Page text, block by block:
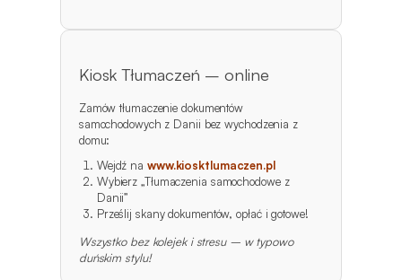
Kiosk Tłumaczeń – online
Zamów tłumaczenie dokumentów
samochodowych z Danii bez wychodzenia z
domu:
Wejdź na www.kiosktlumaczen.pl
Wybierz „Tłumaczenia samochodowe z
Danii”
Prześlij skany dokumentów, opłać i gotowe!
Wszystko bez kolejek i stresu – w typowo
duńskim stylu!